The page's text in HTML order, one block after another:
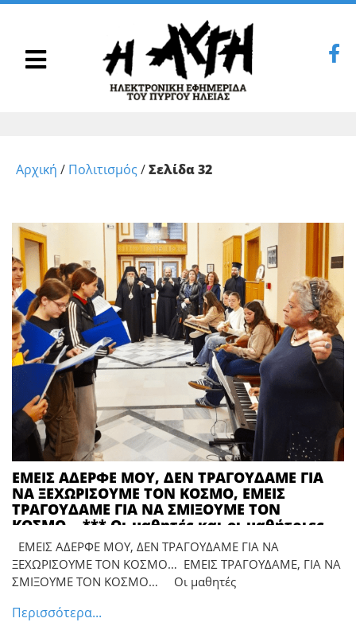
Αρχική / Πολιτισμός /Σελίδα 32
ΕΜΕΙΣ ΑΔΕΡΦΕ ΜΟΥ, ΔΕΝ ΤΡΑΓΟΥΔΑΜΕ ΓΙΑ
ΝΑ ΞΕΧΩΡΙΣΟΥΜΕ ΤΟΝ ΚΟΣΜΟ, ΕΜΕΙΣ
ΤΡΑΓΟΥΔΑΜΕ ΓΙΑ ΝΑ ΣΜΙΞΟΥΜΕ ΤΟΝ
ΚΟΣΜΟ… *** Οι μαθητές και οι μαθήτριες
των αξιόμαχων σχολείων του 2ου
Γυμνασίου και του 2ου ΓΕ.Λ. Πύργου
προμαχώνες πολιτισμού με την ζείδωρη
της νιότης αύρα έψαλαν τα Κάλαντα στον
Ιεράρχη της Ηλείας και τον Δήμαρχο
Πύργου
ΕΜΕΙΣ ΑΔΕΡΦΕ ΜΟΥ, ΔΕΝ ΤΡΑΓΟΥΔΑΜΕ ΓΙΑ ΝΑ
ΞΕΧΩΡΙΣΟΥΜΕ ΤΟΝ ΚΟΣΜΟ… ΕΜΕΙΣ ΤΡΑΓΟΥΔΑΜΕ, ΓΙΑ ΝΑ
ΣΜΙΞΟΥΜΕ ΤΟΝ ΚΟΣΜΟ… Οι μαθητές
Περισσότερα...